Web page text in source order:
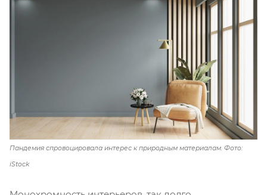
Пандемия спровоцировала интерес к природным материалам. Фото:
iStock